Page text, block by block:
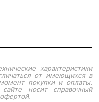
характеристики
от имеющихся в
покупки и оплаты.
носит справочный